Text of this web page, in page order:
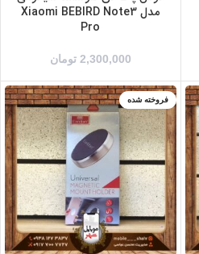
مدل Xiaomi BEBIRD Note3
Pro
2,300,000 تومان
فروخته شده